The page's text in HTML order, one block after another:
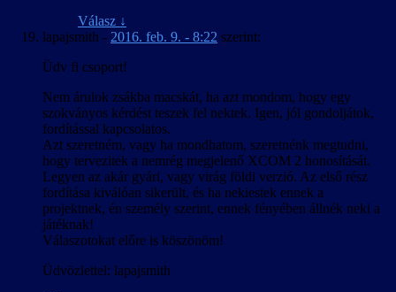
Válasz ↓
lapajsmith - 2016. feb. 9. - 8:22 szerint:
Üdv fi csoport!
Nem árulok zsákba macskát, ha azt mondom, hogy egy
szokványos kérdést teszek fel nektek. Igen, jól gondoljátok,
fordítással kapcsolatos.
Azt szeretném, vagy ha mondhatom, szeretnénk megtudni,
hogy tervezitek a nemrég megjelenő XCOM 2 honosítását.
Legyen az akár gyári, vagy virág földi verzió. Az első rész
fordítása kiválóan sikerült, és ha nekiestek ennek a
projektnek, én személy szerint, ennek fényében állnék neki a
játéknak!
Válaszotokat előre is köszönöm!
Üdvözlettel: lapajsmith